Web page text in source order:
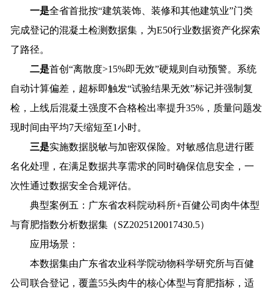
一是全省首批按“建筑装饰、装修和其他建筑业”门类
完成登记的混凝土检测数据集，为E50行业数据资产化探索
了路径。
二是首创“离散度>15%即无效”硬规则自动预警。系统
自动计算偏差，超标即触发“试验结果无效”标记并强制复
检，上线后混凝土强度不合格检出率提升35%，质量问题发
现时间由平均7天缩短至1小时。
三是实施数据脱敏与加密双保险。对敏感信息进行匿
名化处理，在满足数据共享需求的同时确保信息安全，一
次性通过数据安全合规评估。
典型案例五：广东省农科院动科所+百健公司肉牛体型
与育肥指数分析数据集（SZ2025120017430.5）
应用场景：
本数据集由广东省农业科学院动物科学研究所与百健
公司联合登记，覆盖55头肉牛的核心体型与育肥指标，适